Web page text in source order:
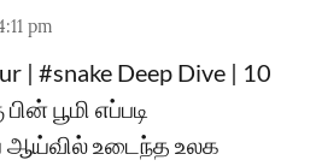
pm
| #snake Deep Dive | 10
பூமி எப்படி
ஆய்வில் உடைந்த உலக